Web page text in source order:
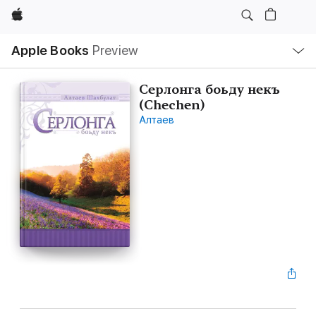
Apple
Apple Books Preview
Nav
Open
Menu
Серлонга боьду некъ
(Chechen)
Алтаев